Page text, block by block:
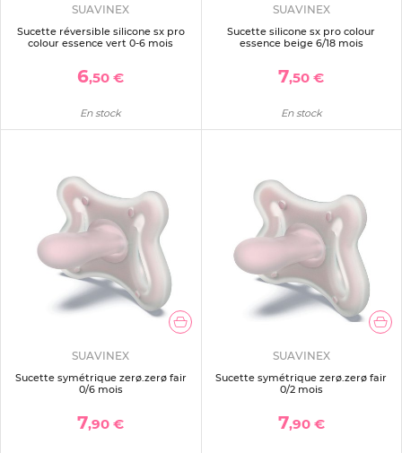
SUAVINEX
Sucette réversible silicone sx pro
colour essence vert 0-6 mois
6,50 €
En stock
SUAVINEX
Sucette silicone sx pro colour
essence beige 6/18 mois
7,50 €
En stock
SUAVINEX
Sucette symétrique zerø.zerø fair
0/6 mois
7,90 €
SUAVINEX
Sucette symétrique zerø.zerø fair
0/2 mois
7,90 €